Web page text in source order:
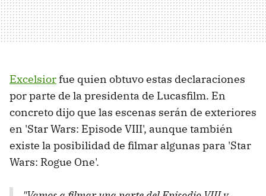
Excelsiorfue quien obtuvo estas declaraciones
por parte de la presidenta de Lucasfilm. En
concreto dijo que las escenas serán de exteriores
en 'Star Wars: Episode VIII', aunque también
existe la posibilidad de filmar algunas para 'Star
Wars: Rogue One'.